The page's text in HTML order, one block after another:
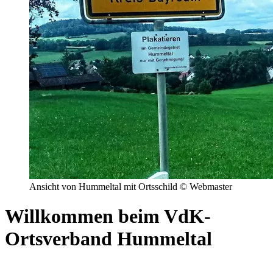
Ansicht von Hummeltal mit Ortsschild © Webmaster
Willkommen beim VdK-
Ortsverband Hummeltal